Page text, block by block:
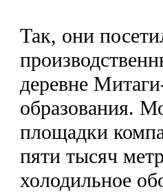
Так, они
деревне
образования.
площадки
пяти тысяч
холодильное